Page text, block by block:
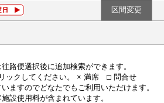
区間変更
路便選択後に追加検索ができます。
ックしてください。 × 満席 □ 問合せ
ますのでどなたでもご利用いただけます。
設使用料が含まれています。